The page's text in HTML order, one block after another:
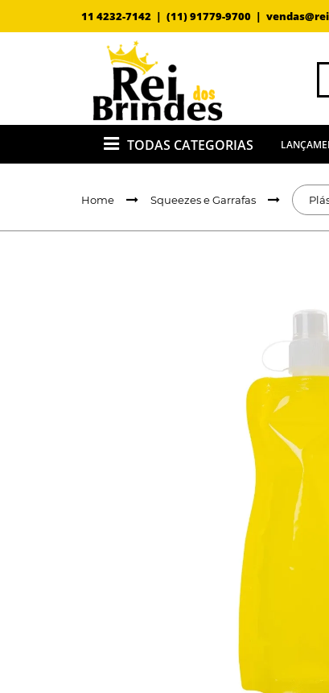
11 4232-7142 | (11) 91779-9700 |
TODAS CATEGORIAS
Home Squeezes e Garrafas